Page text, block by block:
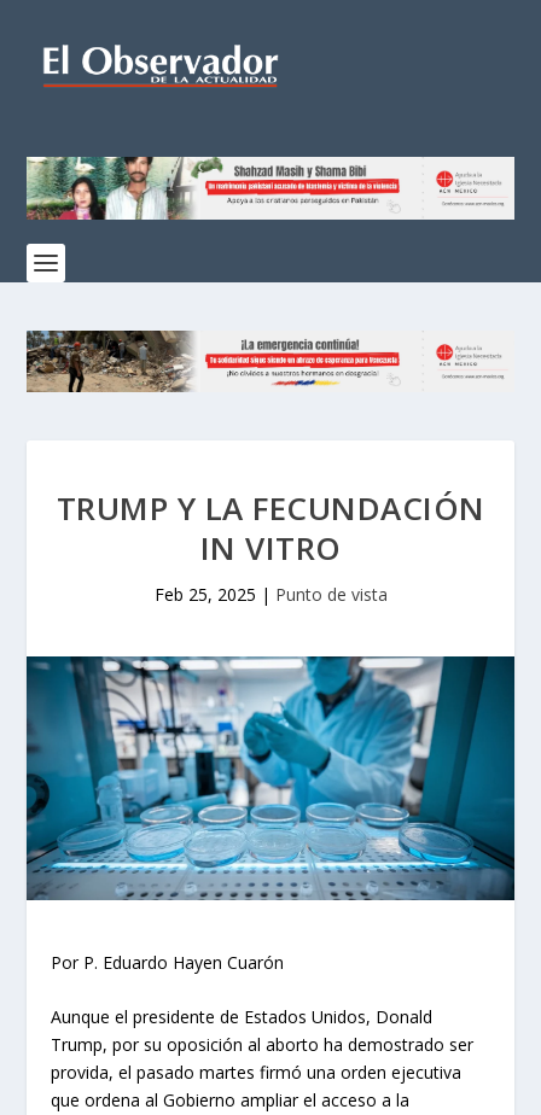
TRUMP Y LA FECUNDACIÓN
IN VITRO
Feb 25, 2025 | Punto de vista
Por P. Eduardo Hayen Cuarón
Aunque el presidente de Estados Unidos, Donald
Trump, por su oposición al aborto ha demostrado ser
provida, el pasado martes firmó una orden ejecutiva
que ordena al Gobierno ampliar el acceso a la